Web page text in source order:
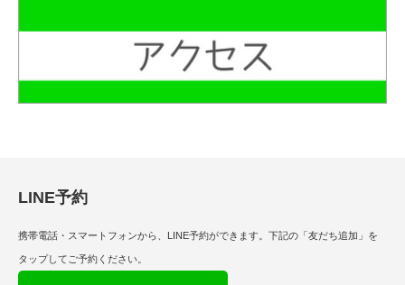
LINE予約
携帯電話・スマートフォンから、LINE予約ができます。下記の「友だち追加」を
タップしてご予約ください。